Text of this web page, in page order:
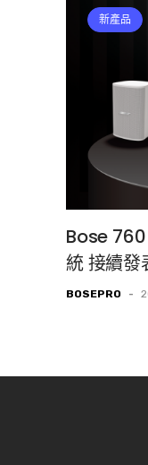
新產品
Bose 760
統 接續發
BOSEPRO -